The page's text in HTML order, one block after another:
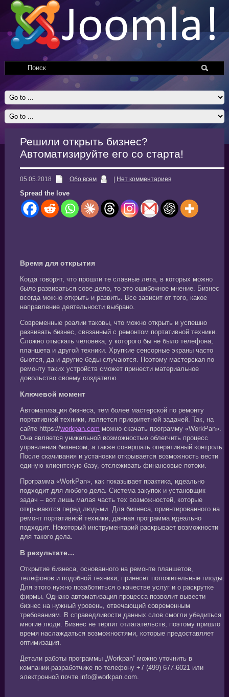
Решили открыть бизнес?
Автоматизируйте его со старта!
05.05.2018 Обо всем Нет комментариев
Spread the love
Время для открытия
Когда говорят, что прошли те славные лета, в которых можно
было развиваться сове дело, то это ошибочное мнение. Бизнес
всегда можно открыть и развить. Все зависит от того, какое
направление деятельности выбрано.
Современные реалии таковы, что можно открыть и успешно
развивать бизнес, связанный с ремонтом портативной техники.
Сложно отыскать человека, у которого бы не было телефона,
планшета и другой техники. Хрупкие сенсорные экраны часто
бьются, да и другие беды случаются. Поэтому мастерская по
ремонту таких устройств сможет принести материальное
довольство своему создателю.
Ключевой момент
Автоматизация бизнеса, тем более мастерской по ремонту
портативной техники, является приоритетной задачей. Так, на
сайте https://workpan.com можно скачать программу «WorkPan».
Она является уникальной возможностью облегчить процесс
управления бизнесом, а также совершать оперативный контроль.
После скачивания и установки открывается возможность вести
единую клиентскую базу, отслеживать финансовые потоки.
Программа «WorkPan», как показывает практика, идеально
подходит для любого дела. Система закупок и установщик
задач – вот лишь малая часть тех возможностей, которые
открываются перед людьми. Для бизнеса, ориентированного на
ремонт портативной техники, данная программа идеально
подходит. Некоторый инструментарий раскрывает возможности
для такого дела.
В результате…
Открытие бизнеса, основанного на ремонте планшетов,
телефонов и подобной техники, принесет положительные плоды.
Для этого нужно позаботиться о качестве услуг и о раскрутке
фирмы. Однако автоматизация процесса позволит вывести
бизнес на нужный уровень, отвечающий современным
требованиям. В справедливости данных слов смогли убедиться
многие люди. Бизнес не терпит отлагательств, поэтому пришло
время наслаждаться возможностями, которые предоставляет
оптимизация.
Детали работы программы „Workpan” можно уточнить в
компании-разработчике по телефону +7 (499) 677-6021 или
электронной почте info@workpan.com.